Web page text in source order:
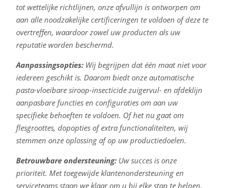
tot wettelijke richtlijnen, onze afvullijn is ontworpen om
aan alle noodzakelijke certificeringen te voldoen of deze te
overtreffen, waardoor zowel uw producten als uw
reputatie worden beschermd.
Aanpassingsopties:Wij begrijpen dat één maat niet voor
iedereen geschikt is. Daarom biedt onze automatische
pasta-vloeibare siroop-insecticide zuigervul- en afdeklijn
aanpasbare functies en configuraties om aan uw
specifieke behoeften te voldoen. Of het nu gaat om
flesgroottes, dopopties of extra functionaliteiten, wij
stemmen onze oplossing af op uw productiedoelen.
Betrouwbare ondersteuning:Uw succes is onze
prioriteit. Met toegewijde klantenondersteuning en
serviceteams staan we klaar om u bij elke stap te helpen.